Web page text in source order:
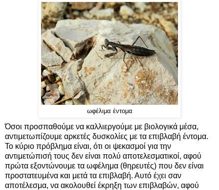
ωφέλιμα έντομα
Όσοι προσπαθούμε να καλλιεργούμε με βιολογικά μέσα,
αντιμετωπίζουμε αρκετές δυσκολίες με τα επιβλαβή έντομα.
Το κύριο πρόβλημα είναι, ότι οι ψεκασμοί για την
αντιμετώπισή τους δεν είναι πολύ αποτελεσματικοί, αφού
πρώτα εξοντώνουμε τα ωφέλημα (θηρευτές) που δεν είναι
προστατευμένα και μετά τα επιβλαβή. Αυτό έχει σαν
αποτέλεσμα, να ακολουθεί έκρηξη των επιβλαβών, αφού